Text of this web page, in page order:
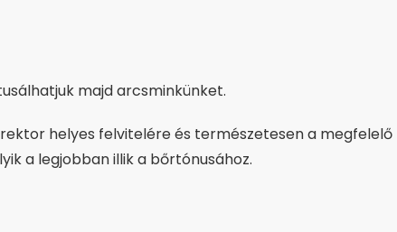
majd arcsminkünket.
helyes felvitelére és természetesen a megfelelő
a legjobban illik a bőrtónusához.